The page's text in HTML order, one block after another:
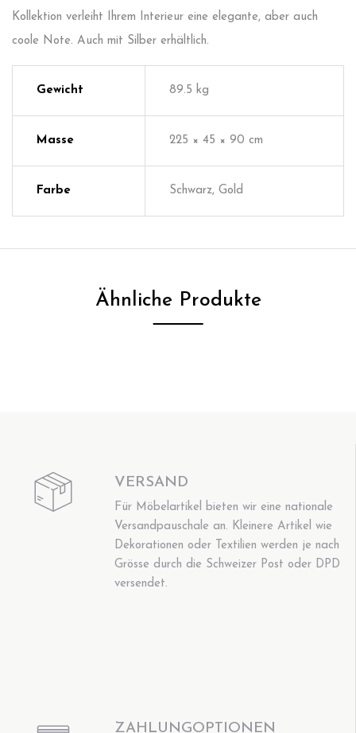
Kollektion verleiht Ihrem Interieur eine elegante, aber auch
coole Note. Auch mit Silber erhältlich.
Gewicht 89.5 kg
Masse 225 × 45 × 90 cm
Farbe Schwarz, Gold
Ähnliche Produkte
VERSAND
Für Möbelartikel bieten wir eine nationale
Versandpauschale an. Kleinere Artikel wie
Dekorationen oder Textilien werden je nach
Grösse durch die Schweizer Post oder DPD
versendet.
ZAHLUNGOPTIONEN